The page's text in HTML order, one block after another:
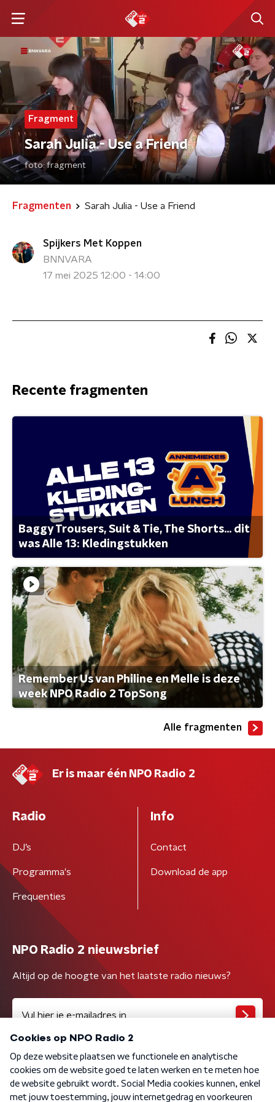
Fragment
Sarah Julia - Use a Friend
foto: fragment
Fragmenten Sarah Julia - Use a Friend
Spijkers Met Koppen
BNNVARA
17 mei 2025 12:00 - 14:00
Recente fragmenten
Baggy Trousers, Suit & Tie, The Shorts... dit
was Alle 13: Kledingstukken
Remember Us van Philine en Melle is deze
week NPO Radio 2 TopSong
Alle fragmenten
Er is maar één NPO Radio 2
Radio
DJ’s
Programma's
Frequenties
Info
Contact
Download de app
NPO Radio 2 nieuwsbrief
Altijd op de hoogte van het laatste radio nieuws?
Algemene voorwaarden